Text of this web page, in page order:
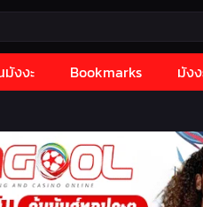
มังงะ Bookmarks มังง